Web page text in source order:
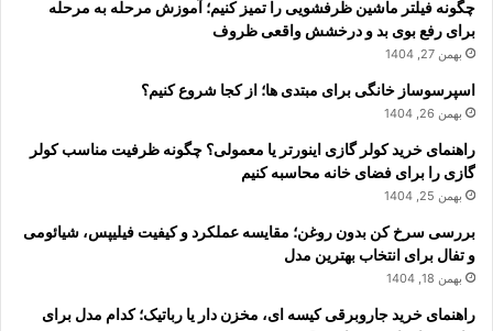
چگونه فیلتر ماشین ظرفشویی را تمیز کنیم؛ آموزش مرحله به مرحله
برای رفع بوی بد و درخشش واقعی ظروف
بهمن 27, 1404
اسپرسوساز خانگی برای مبتدی ها؛ از کجا شروع کنیم؟
بهمن 26, 1404
راهنمای خرید کولر گازی اینورتر یا معمولی؟ چگونه ظرفیت مناسب کولر
گازی را برای فضای خانه محاسبه کنیم
بهمن 25, 1404
بررسی سرخ کن بدون روغن؛ مقایسه عملکرد و کیفیت فیلیپس، شیائومی
و تفال برای انتخاب بهترین مدل
بهمن 18, 1404
راهنمای خرید جاروبرقی کیسه ای، مخزن دار یا رباتیک؛ کدام مدل برای